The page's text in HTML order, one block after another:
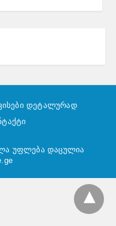
დეტალურად
უფლება დაცულია